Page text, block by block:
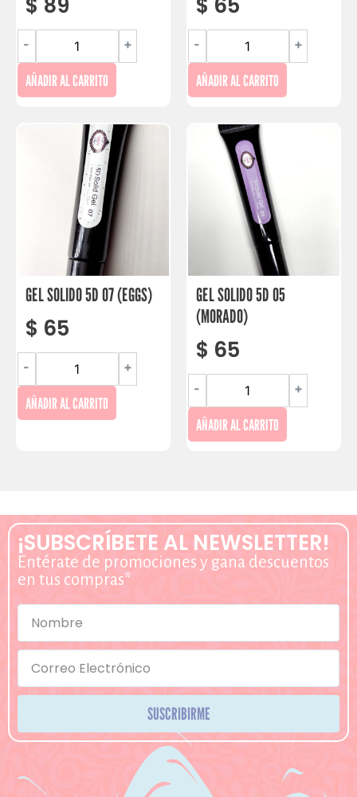
- +
AÑADIR AL CARRITO
- +
AÑADIR AL CARRITO
GEL SOLIDO 5D 07 (EGGS)
$ 65
- +
AÑADIR AL CARRITO
GEL SOLIDO 5D 05
(MORADO)
$ 65
- +
AÑADIR AL CARRITO
¡SUBSCRÍBETE AL NEWSLETTER!
Entérate de promociones y gana descuentos
en tus compras*
SUSCRIBIRME